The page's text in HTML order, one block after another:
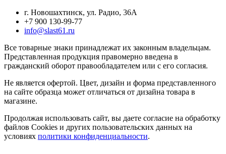
г. Новошахтинск, ул. Радио, 36А
+7 900 130-99-77
info@slast61.ru
Все товарные знаки принадлежат их законным владельцам.
Представленная продукция правомерно введена в
гражданский оборот правообладателем или с его согласия.
Не является офертой. Цвет, дизайн и форма представленного
на сайте образца может отличаться от дизайна товара в
магазине.
Продолжая использовать сайт, вы даете согласие на обработку
файлов Cookies и других пользовательских данных на
условиях политики конфиденциальности.